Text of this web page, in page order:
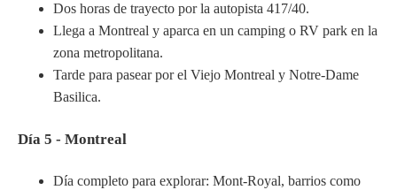
Dos horas de trayecto por la autopista 417/40.
Llega a Montreal y aparca en un camping o RV park en la
zona metropolitana.
Tarde para pasear por el Viejo Montreal y Notre-Dame
Basilica.
Día 5 - Montreal
Día completo para explorar: Mont-Royal, barrios como